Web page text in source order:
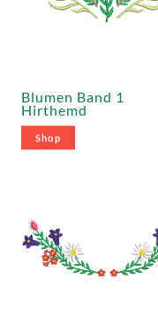
Blumen Band 1
Hirthemd
Shop